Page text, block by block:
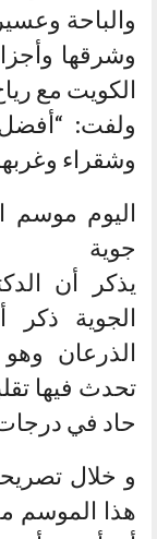
والباحة
وشرقها
الكويت مع
ولفت:
وشقراء
اليوم موسم
جوية
يذكر أن
الجوية
الذرعان وهو
تحدث فيها
حاد في
و خلال